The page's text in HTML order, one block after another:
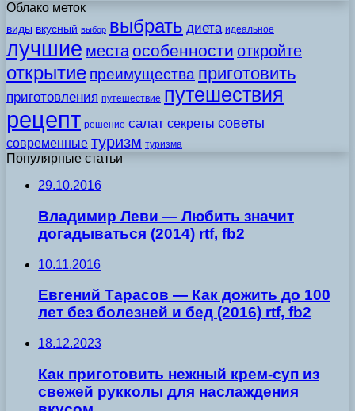
Облако меток
виды вкусный выбор выбрать диета идеальное
лучшие места особенности откройте
открытие преимущества приготовить
приготовления путешествие путешествия
рецепт решение салат секреты советы
современные туризм туризма
Популярные статьи
29.10.2016
Владимир Леви — Любить значит
догадываться (2014) rtf, fb2
10.11.2016
Евгений Тарасов — Как дожить до 100
лет без болезней и бед (2016) rtf, fb2
18.12.2023
Как приготовить нежный крем-суп из
свежей рукколы для наслаждения